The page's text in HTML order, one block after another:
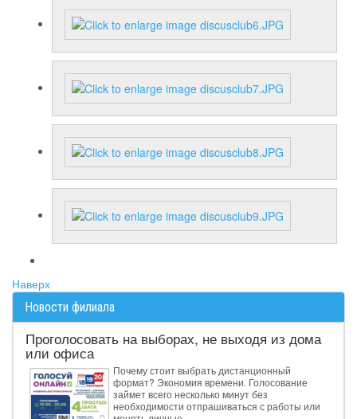
Наверх
Новости филиала
Проголосовать на выборах, не выходя из дома
или офиса
Почему стоит выбрать дистанционный
формат? Экономия времени. Голосование
займет всего несколько минут без
необходимости отпрашиваться с работы или